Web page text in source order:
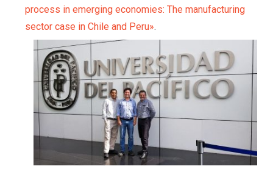
process in emerging economies: The manufacturing
sector case in Chile and Peru».